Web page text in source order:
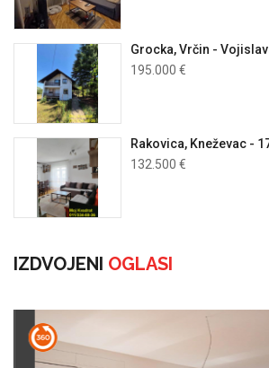
Grocka, Vrčin -
195.000 €
Rakovica, Kneževac -
132.500 €
IZDVOJENI OGLASI